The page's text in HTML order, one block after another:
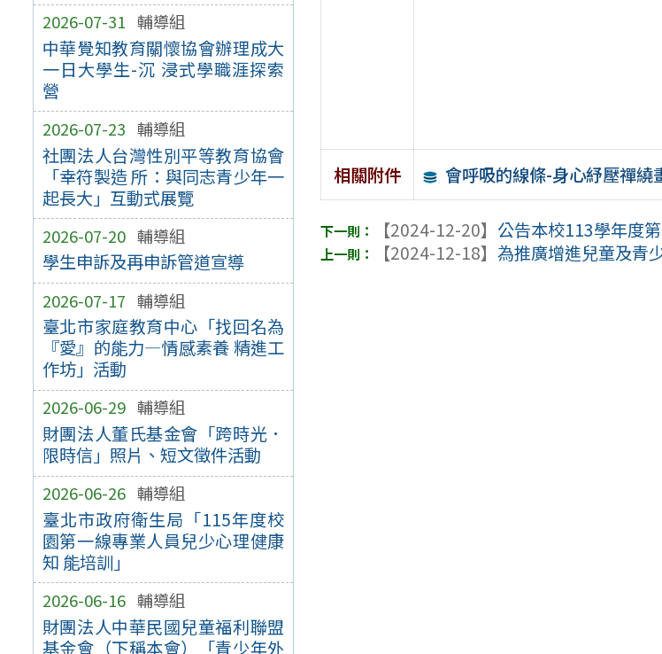
2026-07-31 輔導組
中華覺知教育關懷協會辦理成大
一日大學生-沉 浸式學職涯探索
營
2026-07-23 輔導組
社團法人台灣性別平等教育協會
「幸符製造 所：與同志青少年一
起長大」互動式展覽
2026-07-20 輔導組
學生申訴及再申訴管道宣導
2026-07-17 輔導組
臺北市家庭教育中心「找回名為
『愛』的能力—情感素養 精進工
作坊」活動
2026-06-29 輔導組
財團法人董氏基金會「跨時光．
限時信」照片、短文徵件活動
2026-06-26 輔導組
臺北市政府衛生局「115年度校
園第一線專業人員兒少心理健康
知 能培訓」
2026-06-16 輔導組
財團法人中華民國兒童福利聯盟
基金會（下稱本會）「青少年外
相關附件 會呼吸的線條-身心紓壓禪繞
【2024-12-20】 公告本校113學年度
【2024-12-18】為推廣增進兒童及青